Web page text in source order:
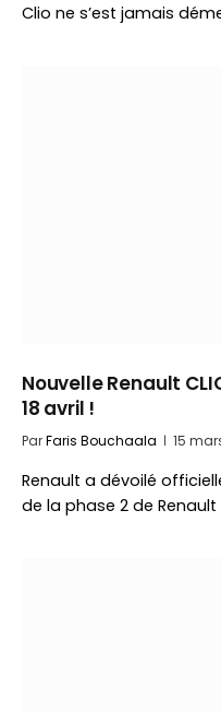
Clio ne s’est jamais
Nouvelle Renault
18 avril !
ParFaris Bouchaala 15
Renault a dévoilé
de la phase 2 de Renault